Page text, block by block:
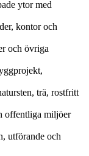
ytor med
kontor och
och övriga
trä, rostfritt
offentliga miljöer
utförande och